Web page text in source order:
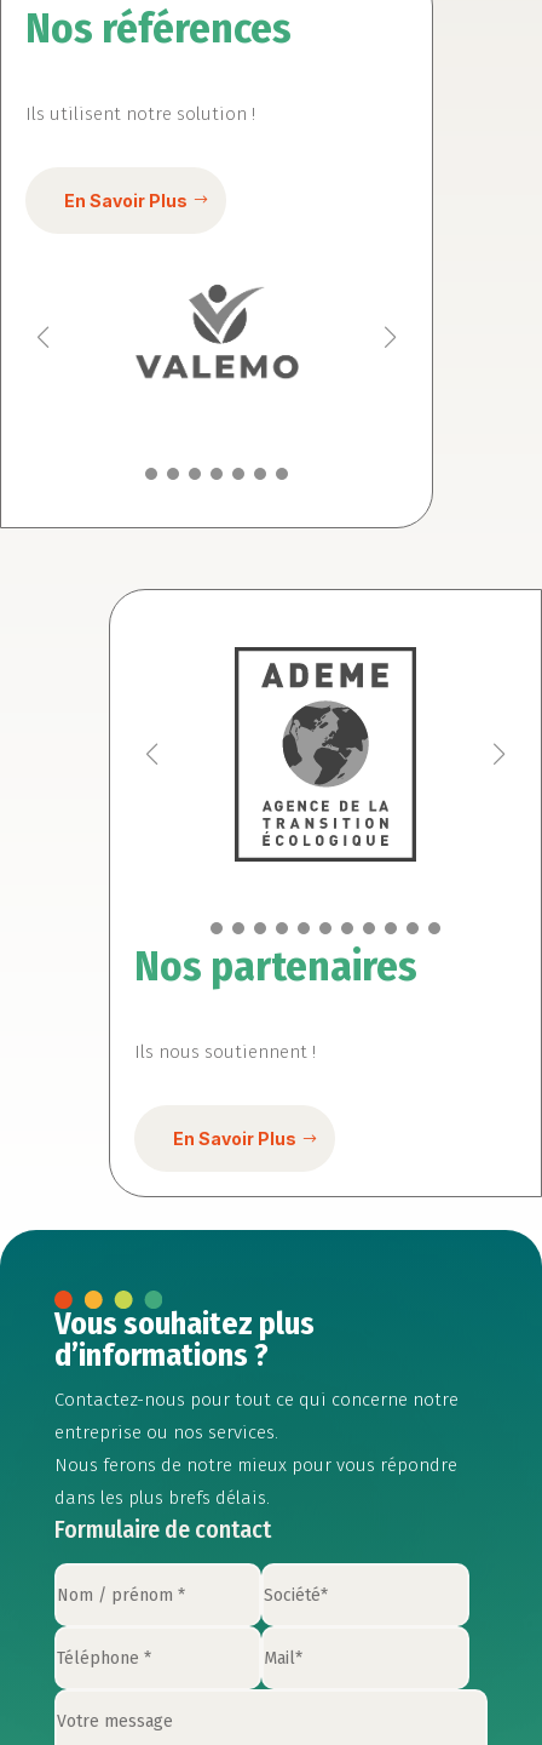
Nos références
Ils utilisent notre solution !
En Savoir Plus
Nos partenaires
Ils nous soutiennent !
En Savoir Plus
Vous souhaitez plus
d’informations ?
Contactez-nous pour tout ce qui concerne notre
entreprise ou nos services.
Nous ferons de notre mieux pour vous répondre
dans les plus brefs délais.
Formulaire de contact